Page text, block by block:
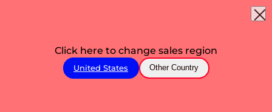
Click here to change sales region
United States Other Country